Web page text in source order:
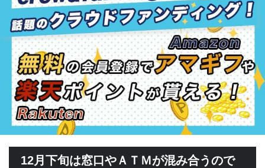
12月下旬は窓口やＡＴＭが混み合うので